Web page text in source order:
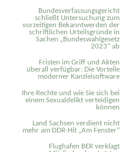
Bundesverfassungsgericht
schließt Untersuchung zum
vorzeitigen Bekanntwerden der
schriftlichen Urteilsgründe in
Sachen „Bundeswahlgesetz
2023“ ab
Fristen im Griff und Akten
überall verfügbar: Die Vorteile
moderner Kanzleisoftware
Ihre Rechte und wie Sie sich bei
einem Sexual­delikt verteidigen
können
Land Sachsen verdient nicht
mehr am DDR-Hit „Am Fenster“
Flughafen BER verklagt